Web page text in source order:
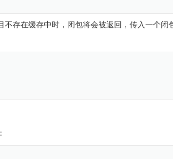
不存在缓存中时，闭包将会被返回，传入一个闭